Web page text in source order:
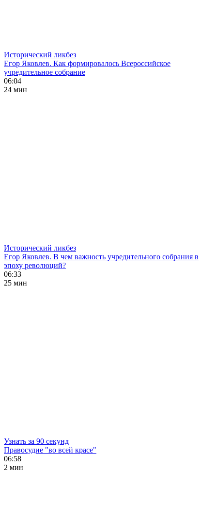
Исторический ликбез
Егор Яковлев. Как формировалось Всероссийское
учредительное собрание
06:04
24 мин
Исторический ликбез
Егор Яковлев. В чем важность учредительного собрания в
эпоху революций?
06:33
25 мин
Узнать за 90 секунд
Правосудие "во всей красе"
06:58
2 мин